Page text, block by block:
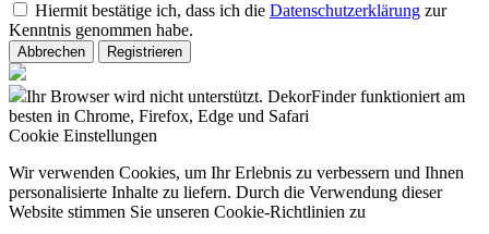
Hiermit bestätige ich, dass ich die Datenschutzerklärung zur
Kenntnis genommen habe.
Abbrechen Registrieren
Ihr Browser wird nicht unterstützt. DekorFinder funktioniert am
besten in Chrome, Firefox, Edge und Safari
Cookie Einstellungen
Wir verwenden Cookies, um Ihr Erlebnis zu verbessern und Ihnen
personalisierte Inhalte zu liefern. Durch die Verwendung dieser
Website stimmen Sie unseren Cookie-Richtlinien zu